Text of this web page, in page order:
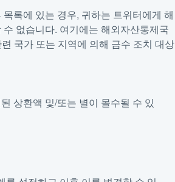
록에 있는 경우, 귀하는 트위터에게 해
없습니다. 여기에는 해외자산통제국
국가 또는 지역에 의해 금수 조치 대상
상환액 및/또는 별이 몰수될 수 있